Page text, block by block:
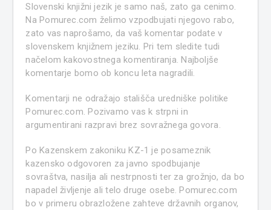
Slovenski knjižni jezik je samo naš, zato ga cenimo.
Na Pomurec.com želimo vzpodbujati njegovo rabo,
zato vas naprošamo, da vaš komentar podate v
slovenskem knjižnem jeziku. Pri tem sledite tudi
načelom kakovostnega komentiranja. Najboljše
komentarje bomo ob koncu leta nagradili.
Komentarji ne odražajo stališča uredniške politike
Pomurec.com. Pozivamo vas k strpni in
argumentirani razpravi brez sovražnega govora.
Po Kazenskem zakoniku KZ-1 je posameznik
kazensko odgovoren za javno spodbujanje
sovraštva, nasilja ali nestrpnosti ter za grožnjo, da bo
napadel življenje ali telo druge osebe. Pomurec.com
bo v primeru obrazložene zahteve državnih organov,